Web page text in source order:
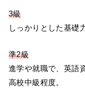
3級
しっかりとした基礎
準2級
進学や就職で、英語
高校中級程度。